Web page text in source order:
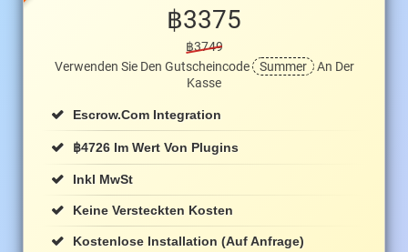
฿3375
฿3749
Verwenden Sie Den Gutscheincode
Summer An Der
Kasse
Escrow.com Integration
฿4726 Im Wert Von Plugins
Inkl MwSt
Keine Versteckten Kosten
Kostenlose Installation (auf Anfrage)